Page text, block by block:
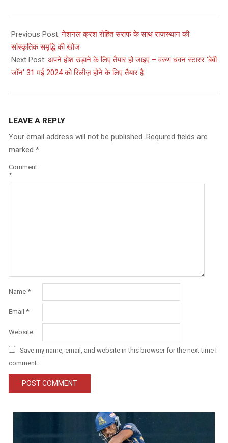
02-
05
Previous Post:नेशनल क्रश रोहित सराफ के साथ राजस्थान की
सांस्कृतिक समृद्धि की खोज
Next Post: अपने होश उड़ाने के लिए तैयार हो जाइए – वरुण धवन स्टारर ‘बेबी
जॉन’ 31 मई 2024 को रिलीज़ होने के लिए तैयार है
LEAVE A REPLY
Your email address will not be published. Required fields are
marked *
Comment
*
Name *
Email *
Website
Save my name, email, and website in this browser for the next time I
comment.